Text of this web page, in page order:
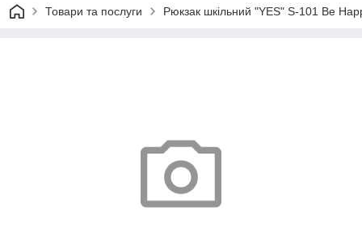
Товари та послуги Рюкзак шкільний "YES" S-101 Be